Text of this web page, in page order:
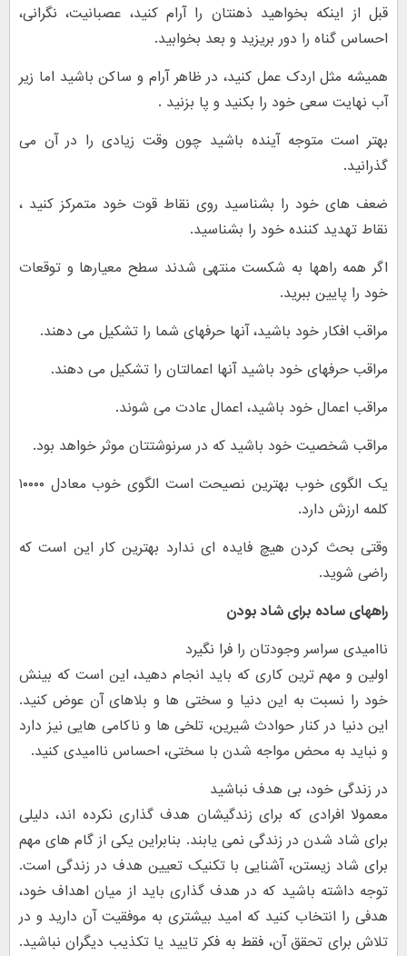
قبل از اینکه بخواهید ذهنتان را آرام کنید، عصبانیت، نگرانی،
احساس گناه را دور بریزید و بعد بخوابید.
همیشه مثل اردک عمل کنید، در ظاهر آرام و ساکن باشید اما زیر
آب نهایت سعی خود را بکنید و پا بزنید .
بهتر است متوجه آینده باشید چون وقت زیادی را در آن می
گذرانید.
ضعف های خود را بشناسید روی نقاط قوت خود متمرکز کنید ،
نقاط تهدید کننده خود را بشناسید.
اگر همه راهها به شکست منتهی شدند سطح معیارها و توقعات
خود را پایین ببرید.
مراقب افکار خود باشید، آنها حرفهای شما را تشکیل می دهند.
مراقب حرفهای خود باشید آنها اعمالتان را تشکیل می دهند.
مراقب اعمال خود باشید، اعمال عادت می شوند.
مراقب شخصیت خود باشید که در سرنوشتتان موثر خواهد بود.
یک الگوی خوب بهترین نصیحت است الگوی خوب معادل ۱۰۰۰۰
کلمه ارزش دارد.
وقتی بحث کردن هیچ فایده ای ندارد بهترین کار این است که
راضی شوید.
راههای ساده برای شاد بودن
ناامیدی سراسر وجودتان را فرا نگیرد
اولین و مهم ترین کاری که باید انجام دهید، این است که بینش
خود را نسبت به این دنیا و سختی ها و بلاهای آن عوض کنید.
این دنیا در کنار حوادث شیرین، تلخی ها و ناکامی هایی نیز دارد
و نباید به محض مواجه شدن با سختی، احساس ناامیدی کنید.
در زندگی خود، بی هدف نباشید
معمولا افرادی که برای زندگیشان هدف گذاری نکرده اند، دلیلی
برای شاد شدن در زندگی نمی یابند. بنابراین یکی از گام های مهم
برای شاد زیستن، آشنایی با تکنیک تعیین هدف در زندگی است.
توجه داشته باشید که در هدف گذاری باید از میان اهداف خود،
هدفی را انتخاب کنید که امید بیشتری به موفقیت آن دارید و در
تلاش برای تحقق آن، فقط به فکر تایید یا تکذیب دیگران نباشید.